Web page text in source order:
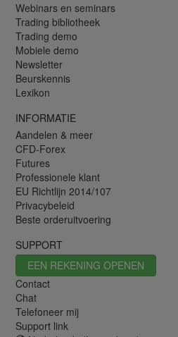
Webinars en seminars
Trading bibliotheek
Trading demo
Mobiele demo
Newsletter
Beurskennis
Lexikon
INFORMATIE
Aandelen & meer
CFD-Forex
Futures
Professionele klant
EU Richtlijn 2014/107
Privacybeleid
Beste orderuitvoering
SUPPORT
EEN REKENING OPENEN
Contact
Chat
Telefoneer mij
Support link